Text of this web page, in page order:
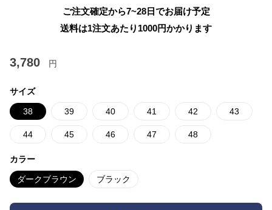
ご注文確定から7~28日でお届け予定
送料は1注文あたり 1000円かかります
3,780 円
サイズ
38 39 40 41 42 43
44 45 46 47 48
カラー
ダークブラウン ブラック